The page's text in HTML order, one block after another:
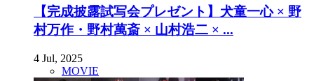
【完成披露試写会プレゼント】犬童一心 × 野
村万作・野村萬斎 × 山村浩二 × ...
4 Jul, 2025
MOVIE